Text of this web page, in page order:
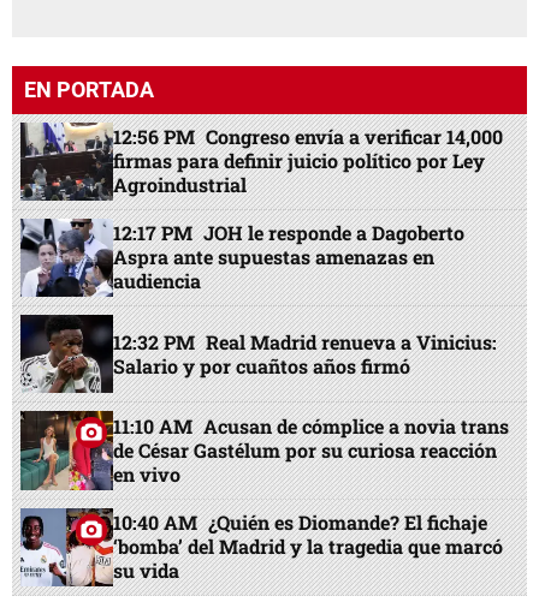
EN PORTADA
12:56 PM Congreso envía a verificar 14,000
firmas para definir juicio político por Ley
Agroindustrial
12:17 PM JOH le responde a Dagoberto
Aspra ante supuestas amenazas en
audiencia
12:32 PM Real Madrid renueva a Vinicius:
Salario y por cuañtos años firmó
11:10 AM Acusan de cómplice a novia trans
de César Gastélum por su curiosa reacción
en vivo
10:40 AM ¿Quién es Diomande? El fichaje
‘bomba’ del Madrid y la tragedia que marcó
su vida